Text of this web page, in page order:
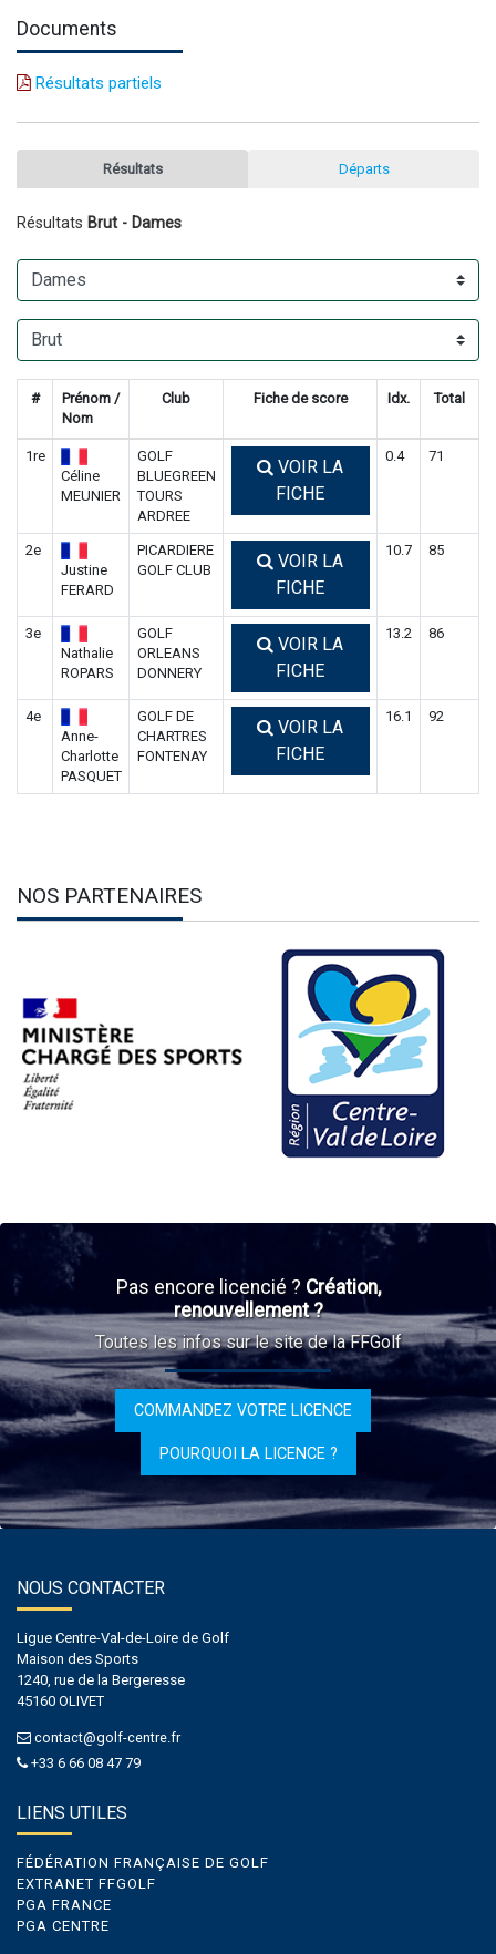
Documents
Résultats partiels
Résultats Départs
Résultats Brut - Dames
#
Prénom /
Nom
Club Fiche de score Idx. Total
1re
Céline
MEUNIER
GOLF
BLUEGREEN
TOURS
ARDREE
VOIR LA
FICHE
0.4 71
2e
Justine
FERARD
PICARDIERE
GOLF CLUB
VOIR LA
FICHE
10.7 85
3e
Nathalie
ROPARS
GOLF
ORLEANS
DONNERY
VOIR LA
FICHE
13.2 86
4e
Anne-
Charlotte
PASQUET
GOLF DE
CHARTRES
FONTENAY
VOIR LA
FICHE
16.1 92
NOS PARTENAIRES
Pas encore licencié ? Création,
renouvellement ?
Toutes les infos sur le site de la FFGolf
COMMANDEZ VOTRE LICENCE
POURQUOI LA LICENCE ?
NOUS CONTACTER
Ligue Centre-Val-de-Loire de Golf
Maison des Sports
1240, rue de la Bergeresse
45160 OLIVET
contact@golf-centre.fr
+33 6 66 08 47 79
LIENS UTILES
FÉDÉRATION FRANÇAISE DE GOLF
EXTRANET FFGOLF
PGA FRANCE
PGA CENTRE